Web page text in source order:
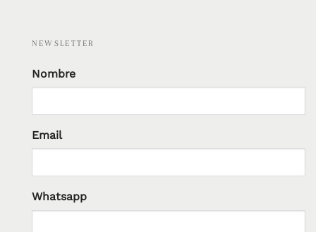
NEWSLETTER
Nombre
Email
Whatsapp